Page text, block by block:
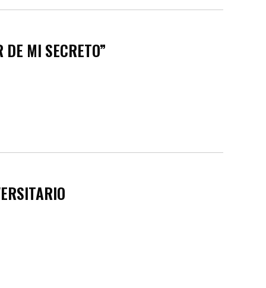
MI SECRETO”